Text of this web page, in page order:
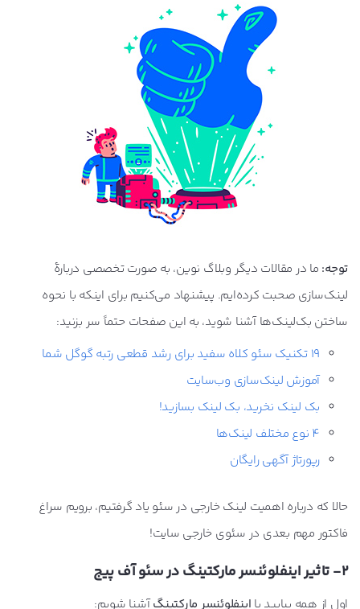
توجه: ما در مقالات دیگر وبلاگ نوین، به صورت تخصصی دربارۀ
لینک‌سازی صحبت کرده‌ایم. پیشنهاد می‌کنیم برای اینکه با نحوه
ساختن بک‌لینک‌ها آشنا شوید، به این صفحات حتماً سر بزنید:
۱۹ تکنیک سئو کلاه سفید برای رشد قطعی رتبه گوگل شما
آموزش لینک‌سازی وب‌سایت
بک لینک نخرید، بک لینک بسازید!
4 نوع مختلف لینک‌ها
رپورتاژ آگهی رایگان
حالا که درباره اهمیت لینک خارجی در سئو یاد گرفتیم، برویم سراغ
فاکتور مهم بعدی در سئوی خارجی سایت!
2- تاثیر اینفلوئنسر مارکتینگ در سئو آف پیج
اول از همه بیایید با اینفلوئنسر مارکتینگآشنا شویم: